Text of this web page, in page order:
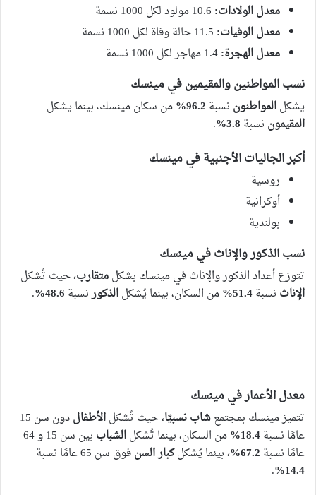
معدل الولادات:
معدل الوفيات:
معدل الهجرة:
نسب المواطنين والمقيمين في مينسك
يشكلالمواطنون نسبة 96.2%
من سكان مينسك، بينما يشكل
المقيمون نسبة 3.8%
.
أكبر الجاليات الأجنبية في مينسك
روسية
أوكرانية
بولندية
نسب الذكور والإناث في مينسك
تتوزع أعداد الذكور والإناث في مينسك بشكلمتقارب، حيث تُشكل
الإناث نسبة51.4% من السكان، بينما يُشكلالذكورنسبة 48.6%
.
معدل الأعمار في مينسك
تتميز مينسك بمجتمعشاب نسبيًا، حيث تُشكلالأطفال
دون سن 15
عامًا نسبة18.4% من السكان، بينما تُشكلالشباب
بين سن 15 و 64
عامًا نسبة 67.2% ، بينما يُشكلكبار السنفوق سن 65 عامًا نسبة
14.4%
.